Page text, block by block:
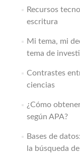
Recursos
escritura
Mi tema, mi
tema de
Contrastes
ciencias
¿Cómo
según APA?
Bases de
la búsqueda